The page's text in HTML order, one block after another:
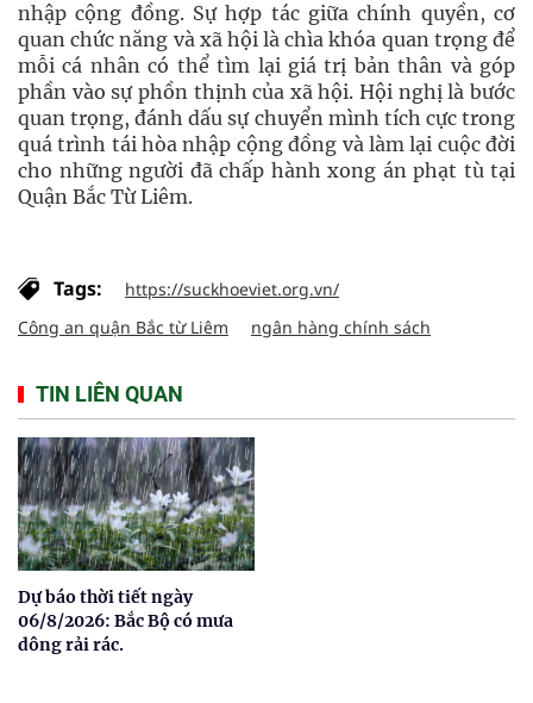
nhập cộng đồng. Sự hợp tác giữa chính quyền, cơ
quan chức năng và xã hội là chìa khóa quan trọng để
mỗi cá nhân có thể tìm lại giá trị bản thân và góp
phần vào sự phồn thịnh của xã hội. Hội nghị là bước
quan trọng, đánh dấu sự chuyển mình tích cực trong
quá trình tái hòa nhập cộng đồng và làm lại cuộc đời
cho những người đã chấp hành xong án phạt tù tại
Quận Bắc Từ Liêm.
Tags:
https://suckhoeviet.org.vn/
Công an quận Bắc từ Liêm
ngân hàng chính sách
TIN LIÊN QUAN
Dự báo thời tiết ngày
06/8/2026: Bắc Bộ có mưa
dông rải rác.